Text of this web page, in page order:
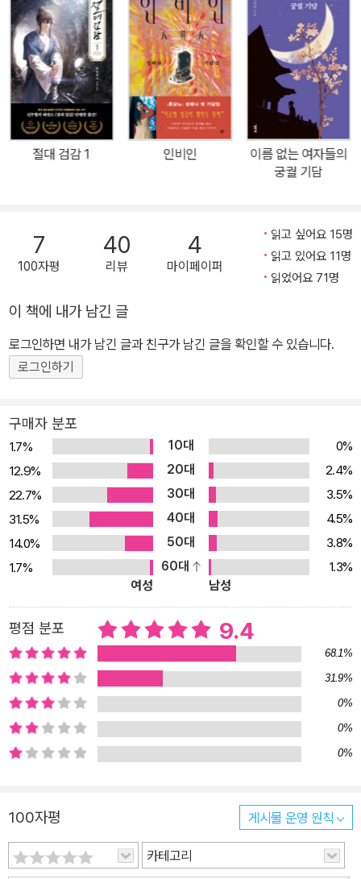
않고서는 도무지 설명할 수 없는 일들이다. 그리고 그것은 전부 ‘궁녀
규칙 조례’에 담긴 ‘금기’와 연관이 있다. 대체, 이곳에는 왜 이렇게 금
기가 많을까. 괴력난신의 공간에서 벌어지는 괴이한 사건들, 그리고
잠 못 드는 궁녀들의 아찔한 이야기에 담긴 수수께끼는 점점 미궁으
로 빠져든다. 유교의 나라 안에 자리 잡은 괴력난신의 공간 그는 유학
자였다. 유학에서 귀신처럼 삿된 것은 인정하지 않는다. 때문에 그는
불안해하면서도 신하에게 그 일을 시킬 수 없어 ‘아녀자’인 자신에게
일을 떠넘긴 것이다. 조선 초 태종 6년(1406), 아직 조선 궁궐에 피
이에선 괴담이 유행하고 민심은 흉흉해져간다. 왕위를 위해 형제를
죽였던 비정한 임금마저 밤마다 잠을 못 이룰 지경이다. 하지만 유교
를 숭상하는 임금은 겉으로는 이를 묵과하면서도 무시할 수는 없어
다른 한편으로는 이러한 ‘현상’을 잠재우기 위해 방편을 마련한다. 이
얽혀 드는 것은 내명부를 움직이는 사람들. 현재 중전이 머물고 있지
만 냉궁이 되어버린 교태전에서 일하는 나인을 중심으로, 빨래를 담
나인들과 그들이 모시는 분들의 이야기가 씨실과 날실이 되어 얽혀든
다. 작가의 표현에 따르면, “경복궁이 거대한 학교라고 한다면 궁녀들
은 영원히 졸업하지 못하는 학교에 갇힌 학생들”이다. 그곳은 “온갖
불합리한 규율이 판치는 곳이며 불안과 공포가 일상화된 공간”일 수
밖에 없다. 이 작품은 대체로 우리에게 익숙한 조선의 모습을 띠고 있
지만 한편으로 우리가 아는 조선과는 다른 점도 눈에 띈다. 그것은 고
려의 흔적이 완전히 사라지지 않은 시대와 공간이기 때문일 수도 있
고, 작가가 의도적으로 비틀어둔 역사적 허구이기 때문이기도 하다.
그리면서도 조금은 어긋나 있는, 괴력난신이 즐비한 세계를 만들어냈
다. 무섭고 기이한 이야기 너머 저편에 “나에겐 이야기가 필요해. 그
것이 이전에 들어보지 못한 기이한 이야기라면 더 좋겠지. 내 멋대로
해석한다 해서 아무도 뭐라고 할 사람이 없을 테니까. 말해보거라. 이
야기가 더 있느냐?” 언뜻 단편들은 경복궁 궁녀들 사이에 전해지는
괴담을 하나씩 풀어놓는 것처럼 보이지만, 각각의 단편들은 유기적으
로 단단히 묶여 있어 하나의 긴 이야기를 구성하는 동시에 다양한 의
는 백희의 과거에는 어떤 사연이 얽혀 있는가, 궁궐 안에 열아홉 가지
나 되는 금기가 조례로 전해지고 있는 까닭은 무엇인가, 하나둘 사라
지는 궁녀에게는 어떤 비밀이 있는가, ‘군자불어괴력난신’을 외치는
나라의 궁궐에 오히려 요괴와 귀신이 출몰하는 연유는 무엇인가. 궁
절대 검감 1 인비인
이름 없는 여자들의
궁궐 기담
7
100자평
40
리뷰
4
마이페이퍼
읽고 싶어요 15명
읽고 있어요 11명
읽었어요 71명
이 책에 내가 남긴 글
로그인하면 내가 남긴 글과 친구가 남긴 글을 확인할 수 있습니다.
로그인하기
구매자 분포
1.7% 10대
0%
12.9%
20대
2.4%
22.7%
30대
3.5%
31.5%
40대
4.5%
14.0%
50대
3.8%
1.7%
60대
1.3%
여성
남성
평점 분포 9.4
68.1%
31.9%
0%
0%
0%
100자평 게시물 운영 원칙
카테고리